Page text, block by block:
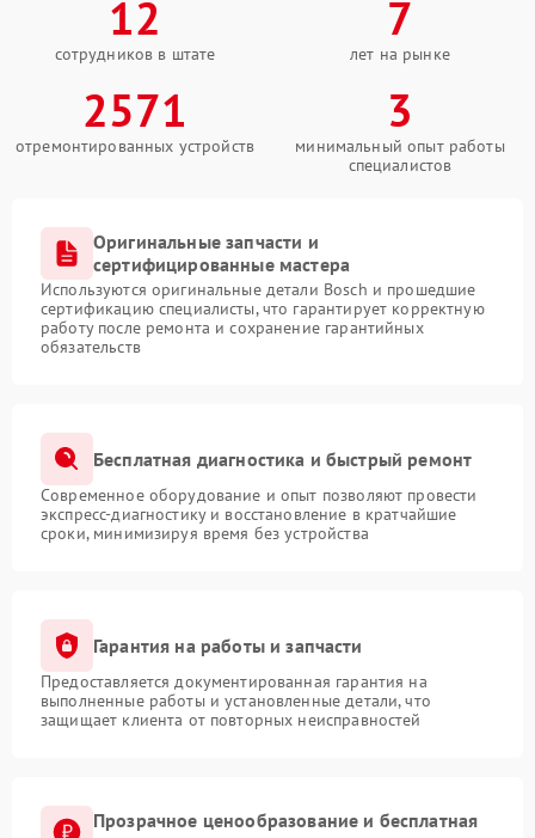
12
сотрудников в штате
7
лет на рынке
2571
отремонтированных устройств
3
минимальный опыт работы
специалистов
Оригинальные запчасти и
сертифицированные мастера
Используются оригинальные детали Bosch и прошедшие
сертификацию специалисты, что гарантирует корректную
работу после ремонта и сохранение гарантийных
обязательств
Бесплатная диагностика и быстрый ремонт
Современное оборудование и опыт позволяют провести
экспресс-диагностику и восстановление в кратчайшие
сроки, минимизируя время без устройства
Гарантия на работы и запчасти
Предоставляется документированная гарантия на
выполненные работы и установленные детали, что
защищает клиента от повторных неисправностей
Прозрачное ценообразование и бесплатная